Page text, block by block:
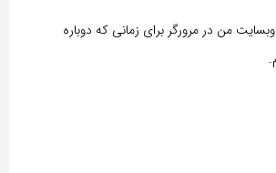
من در مرورگر برای زمانی که دوباره